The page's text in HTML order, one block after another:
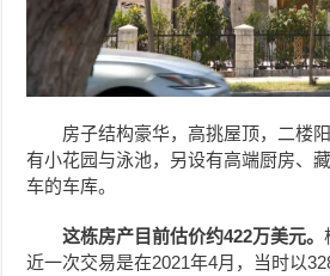
房子结构豪华，高挑屋顶，二楼
有小花园与泳池，另设有高端厨房、
车的车库。
这栋房产目前估价约422万美元。
近一次交易是在2021年4月，当时以